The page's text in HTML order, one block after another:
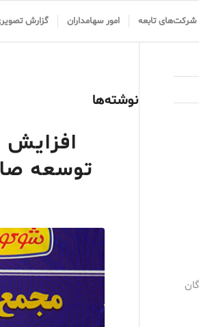
شرکت‌های تابعه امور سهامداران گزارش
نوشته‌ها
توسعه